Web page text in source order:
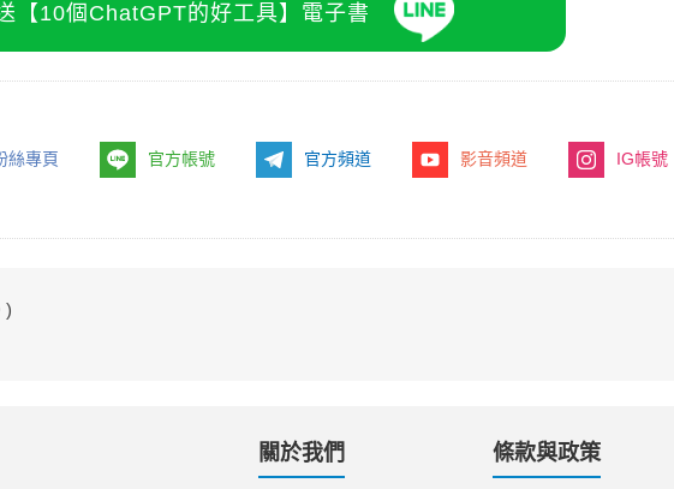
【10個ChatGPT的好工具】電子書
絲專頁 官方帳號 官方頻道 影音頻道 IG帳號
)
關於我們 條款與政策